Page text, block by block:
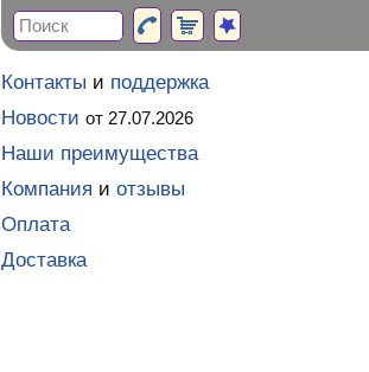
Контакты и поддержка
Новости от 27.07.2026
Наши преимущества
Компания и отзывы
Оплата
Доставка